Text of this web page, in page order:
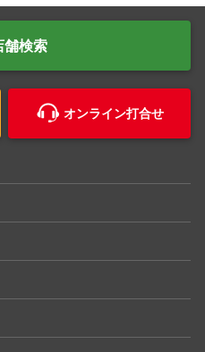
舗検索
オンライン打合せ